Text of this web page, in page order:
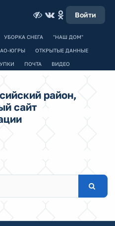
Войти
УБОРКА СНЕГА "НАШ ДОМ"
ЮГРЫ ОТКРЫТЫЕ ДАННЫЕ
ПОЧТА ВИДЕО
район,
сайт